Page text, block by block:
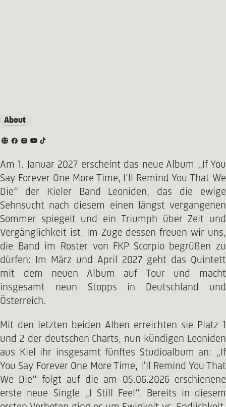
About
Am 1. Januar 2027 erscheint das neue Album „If You
Say Forever One More Time, I’ll Remind You That We
Die“ der Kieler Band Leoniden, das die ewige
Sehnsucht nach diesem einen längst vergangenen
Sommer spiegelt und ein Triumph über Zeit und
Vergänglichkeit ist. Im Zuge dessen freuen wir uns,
die Band im Roster von FKP Scorpio begrüßen zu
dürfen: Im März und April 2027 geht das Quintett
mit dem neuen Album auf Tour und macht
insgesamt neun Stopps in Deutschland und
Österreich.
Mit den letzten beiden Alben erreichten sie Platz 1
und 2 der deutschen Charts, nun kündigen Leoniden
aus Kiel ihr insgesamt fünftes Studioalbum an: „If
You Say Forever One More Time, I’ll Remind You That
We Die“ folgt auf die am 05.06.2026 erschienene
erste neue Single „I Still Feel“. Bereits in diesem